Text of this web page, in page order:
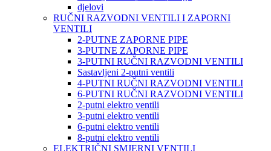
djelovi
RUČNI RAZVODNI VENTILI I ZAPORNI
VENTILI
2-PUTNE ZAPORNE PIPE
3-PUTNE ZAPORNE PIPE
3-PUTNI RUČNI RAZVODNI VENTILI
Sastavljeni 2-putni ventili
4-PUTNI RUČNI RAZVODNI VENTILI
6-PUTNI RUČNI RAZVODNI VENTILI
2-putni elektro ventili
3-putni elektro ventili
6-putni elektro ventili
8-putni elektro ventili
ELEKTRIČNI SMJERNI VENTILI